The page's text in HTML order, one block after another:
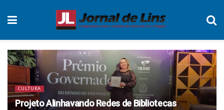
CULTURA
Projeto Alinhavando Redes de Bibliotecas